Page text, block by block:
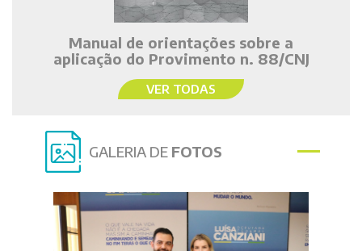
Manual de orientações sobre a
aplicação do Provimento n. 88/CNJ
VER TODAS
GALERIA DE FOTOS